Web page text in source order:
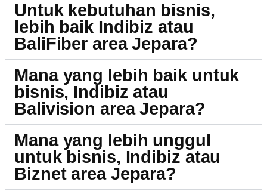
Untuk kebutuhan bisnis,
lebih baik Indibiz atau
BaliFiber area Jepara?
Mana yang lebih baik untuk
bisnis, Indibiz atau
Balivision area Jepara?
Mana yang lebih unggul
untuk bisnis, Indibiz atau
Biznet area Jepara?